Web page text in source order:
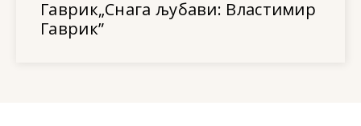
Гаврик„Снага љубави: Властимир
Гаврик”